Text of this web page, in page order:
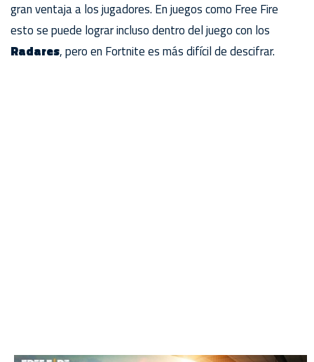
gran ventaja a los jugadores. En juegos como Free Fire
esto se puede lograr incluso dentro del juego con los
Radares, pero en Fortnite es más difícil de descifrar.